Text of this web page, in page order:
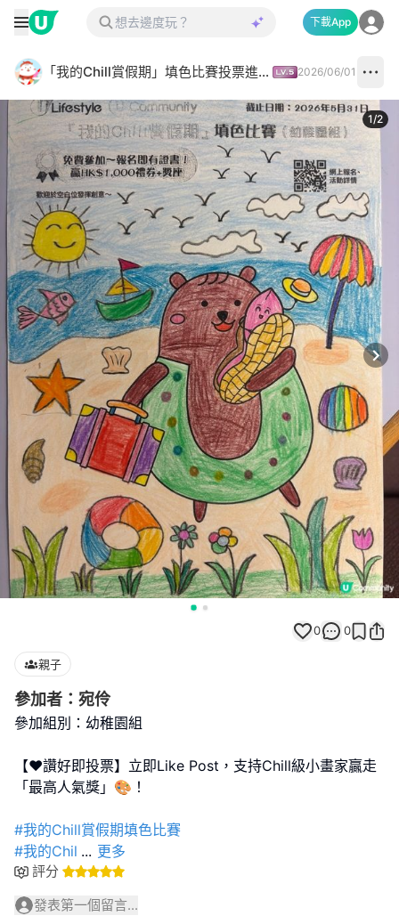
下載App
「我的Chill賞假期」填色比賽投票進行中✅ 2026/06/01
1/2
0 0
親子
參加者：宛伶
參加組別：幼稚園組
【❤️讚好即投票】立即Like Post，支持Chill級小畫家贏走
「最高人氣獎」🎨！
#我的Chill賞假期填色比賽
#我的Chil ... 更多
評分
發表第一個留言...